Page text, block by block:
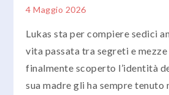
4 Maggio 2026
Lukas sta per compiere sedici
vita passata tra segreti e
finalmente scoperto l’identità
sua madre gli ha sempre tenuto